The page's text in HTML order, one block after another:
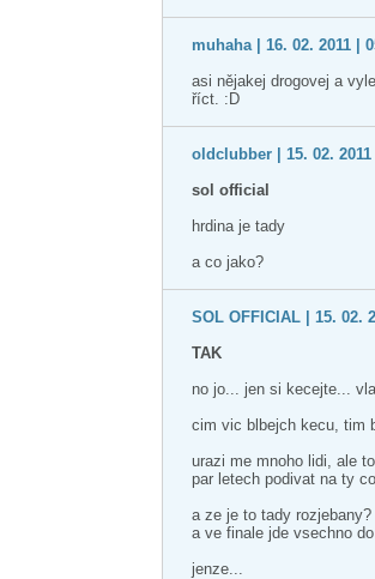
muhaha | 16. 02. 2011 |
asi nějakej drogovej a
říct. :D
oldclubber | 15. 02. 2011
sol official
hrdina je tady
a co jako?
SOL OFFICIAL | 15. 02.
TAK
no jo... jen si kecejte...
cim vic blbejch kecu, tim
urazi me mnoho lidi, ale
par letech podivat na ty
a ze je to tady
a ve finale jde vsechno
jenze...